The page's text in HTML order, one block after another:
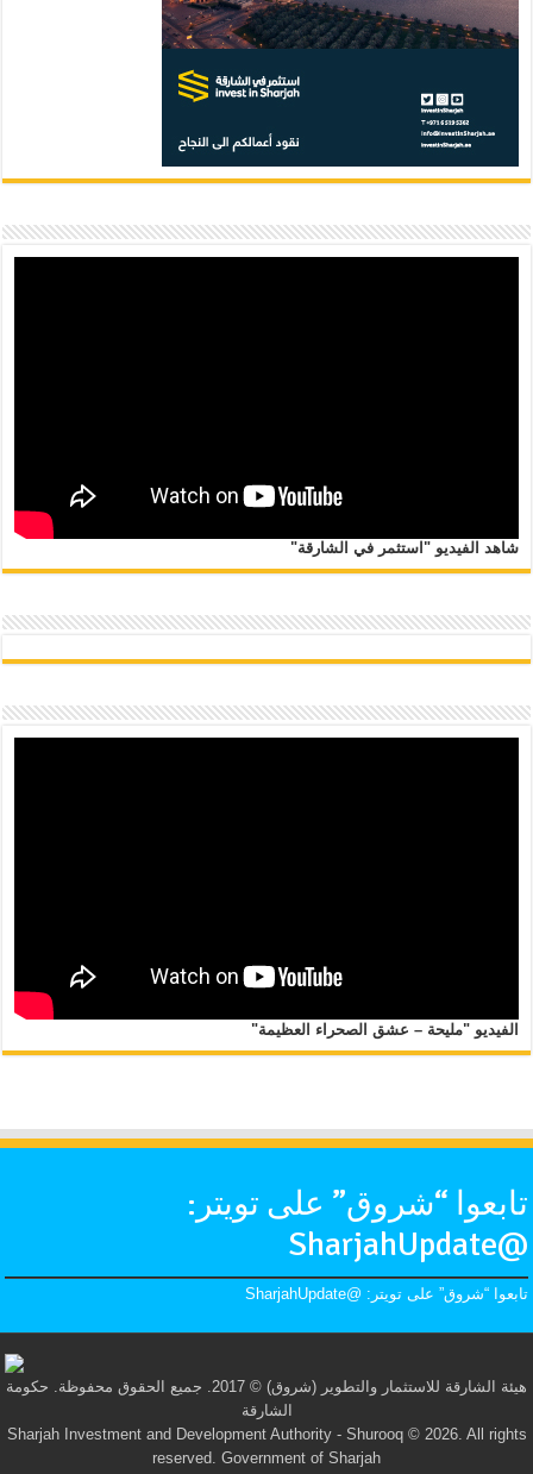
شاهد الفيديو "استثمر في الشارقة"
الفيديو "مليحة – عشق الصحراء العظيمة"
تابعوا “شروق” على تويتر:
@SharjahUpdate
تابعوا “شروق” على تويتر: @SharjahUpdate
هيئة الشارقة للاستثمار والتطوير (شروق) © 2017. جميع الحقوق محفوظة. حكومة
الشارقة
Sharjah Investment and Development Authority - Shurooq © 2026. All rights
reserved. Government of Sharjah